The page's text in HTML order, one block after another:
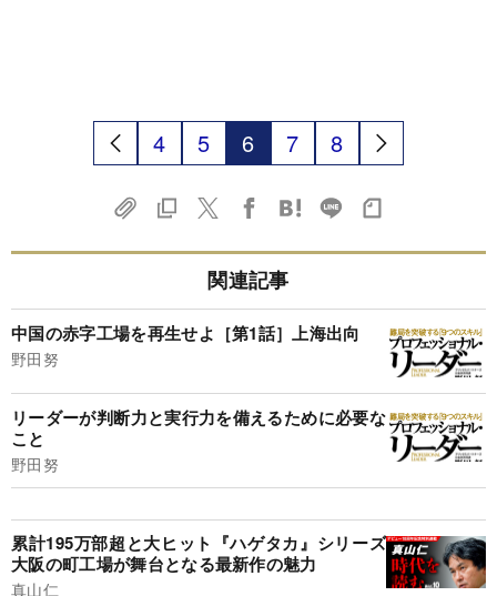
4 5 6 7 8
関連記事
中国の赤字工場を再生せよ［第1話］上海出向
野田努
リーダーが判断力と実行力を備えるために必要な
こと
野田努
累計195万部超と大ヒット『ハゲタカ』シリーズ
大阪の町工場が舞台となる最新作の魅力
真山仁